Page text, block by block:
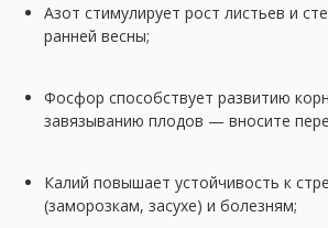
Азот стимулирует рост листьев и
ранней весны;
Фосфор способствует развитию
завязыванию плодов — вносите
Калий повышает устойчивость к
(заморозкам, засухе) и болезням;